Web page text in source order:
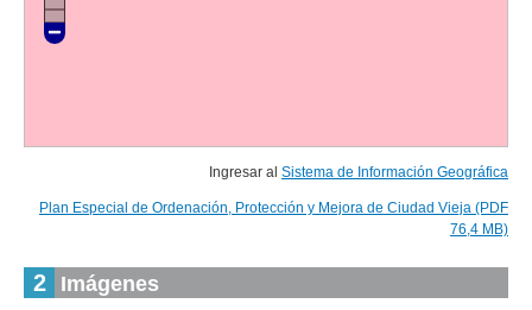
Ingresar al Sistema de Información Geográfica
Plan Especial de Ordenación, Protección y Mejora de Ciudad Vieja (PDF
76,4 MB)
2 Imágenes